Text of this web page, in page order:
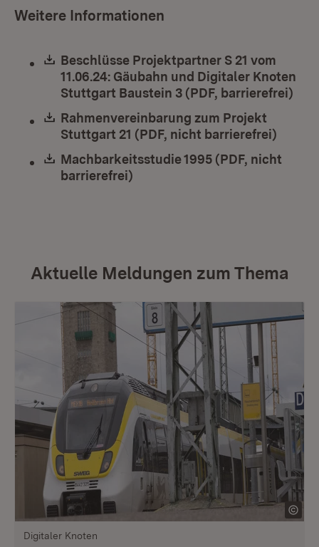
Weitere Informationen
Download:
Beschlüsse Projektpartner S 21 vom
11.06.24: Gäubahn und Digitaler Knoten
Stuttgart Baustein 3 (PDF, barrierefrei)
Download:
Rahmenvereinbarung zum Projekt
Stuttgart 21 (PDF, nicht barrierefrei)
Download:
Machbarkeitsstudie 1995 (PDF, nicht
barrierefrei)
Aktuelle Meldungen zum Thema
Digitaler Knoten